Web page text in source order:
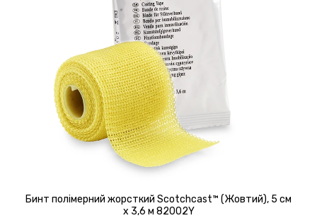
Бинт полімерний жорсткий Scotchcast™ (Жовтий), 5 см
х 3,6 м 82002Y